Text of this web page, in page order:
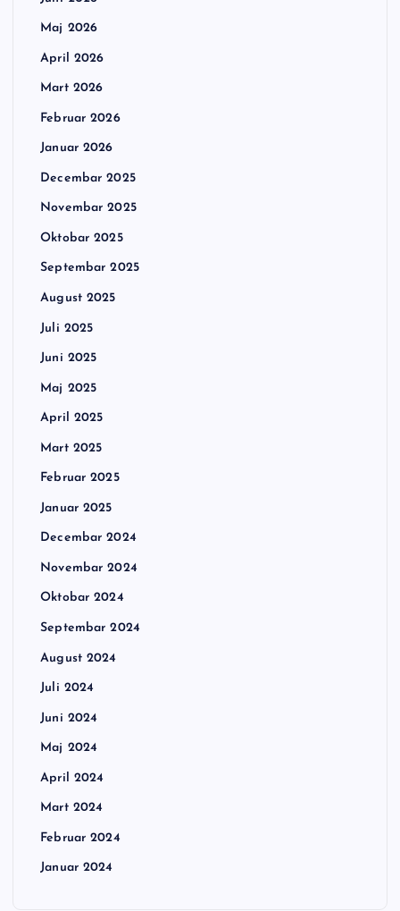
Maj 2026
April 2026
Mart 2026
Februar 2026
Januar 2026
Decembar 2025
Novembar 2025
Oktobar 2025
Septembar 2025
August 2025
Juli 2025
Juni 2025
Maj 2025
April 2025
Mart 2025
Februar 2025
Januar 2025
Decembar 2024
Novembar 2024
Oktobar 2024
Septembar 2024
August 2024
Juli 2024
Juni 2024
Maj 2024
April 2024
Mart 2024
Februar 2024
Januar 2024